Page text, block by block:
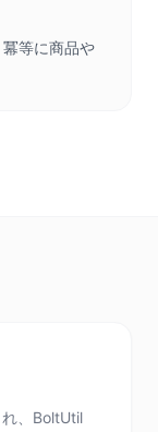
等に商品や
、BoltUtil